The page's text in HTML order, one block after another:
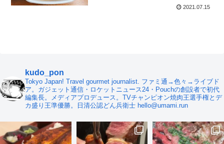
2021.07.15
kudo_pon
Tokyo Japan! Travel gourmet journalist. ファミ通→色々→ライブド
ア。ガジェット通信・ロケットニュース24・Pouchの創設者で初代
編集長。メディアプロデュース。TVチャンピオン焼肉王選手権とデ
カ盛り王準優勝。日清公認どん兵衛士 hello@umami.run